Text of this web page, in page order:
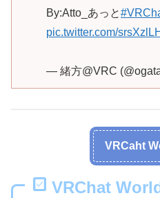
By:Atto_あっと
pic.twitter.com/
— 緒方@VRC
VRCaht
VRChat